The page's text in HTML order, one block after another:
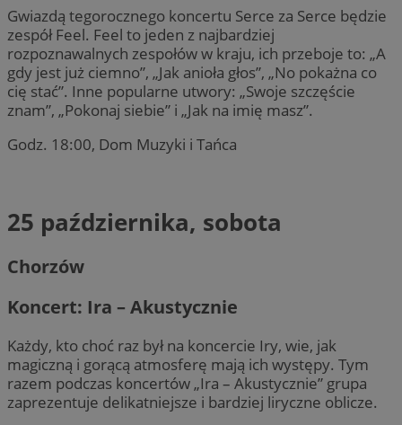
Gwiazdą tegorocznego koncertu Serce za Serce będzie
zespół Feel. Feel to jeden z najbardziej
rozpoznawalnych zespołów w kraju, ich przeboje to: „A
gdy jest już ciemno”, „Jak anioła głos”, „No pokażna co
cię stać”. Inne popularne utwory: „Swoje szczęście
znam”, „Pokonaj siebie” i „Jak na imię masz”.
Godz. 18:00, Dom Muzyki i Tańca
25 października, sobota
Chorzów
Koncert: Ira – Akustycznie
Każdy, kto choć raz był na koncercie Iry, wie, jak
magiczną i gorącą atmosferę mają ich występy. Tym
razem podczas koncertów „Ira – Akustycznie” grupa
zaprezentuje delikatniejsze i bardziej liryczne oblicze.